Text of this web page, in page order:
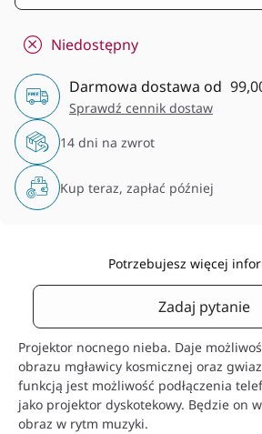
Niedostępny
Darmowa dostawa od
Sprawdź cennik dostaw
14 dni na zwrot
Kup teraz, zapłać później
Potrzebujesz więcej
Zadaj pytanie
Projektor nocnego nieba. Daje
obrazu mgławicy kosmicznej oraz
funkcją jest możliwość podłączenia
jako projektor dyskotekowy. Będzie on
obraz w rytm muzyki.